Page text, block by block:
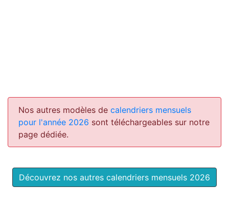
Nos autres modèles de calendriers mensuels
pour l'année 2026 sont téléchargeables sur notre
page dédiée.
Découvrez nos autres calendriers mensuels 2026